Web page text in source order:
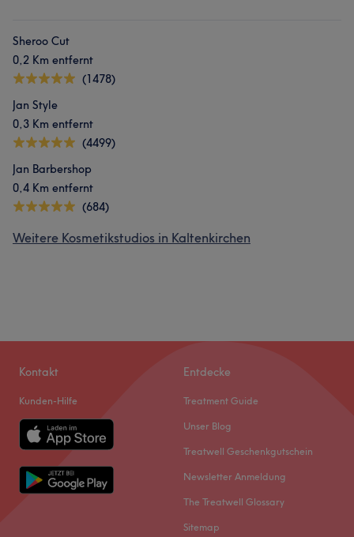
Sheroo Cut
0,2 Km entfernt
(1478)
Jan Style
0,3 Km entfernt
(4499)
Jan Barbershop
0,4 Km entfernt
(684)
Weitere Kosmetikstudios in Kaltenkirchen
Kontakt
Kunden-Hilfe
Entdecke
Treatment Guide
Unser Blog
Treatwell Geschenkgutschein
Newsletter Anmeldung
The Treatwell Glossary
Sitemap